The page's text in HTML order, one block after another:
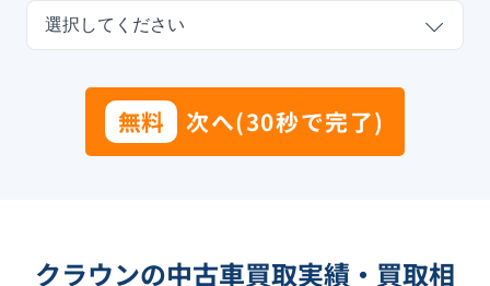
選択してください
無料 次へ(30秒で完了)
クラウンの中古車買取実績・買取相